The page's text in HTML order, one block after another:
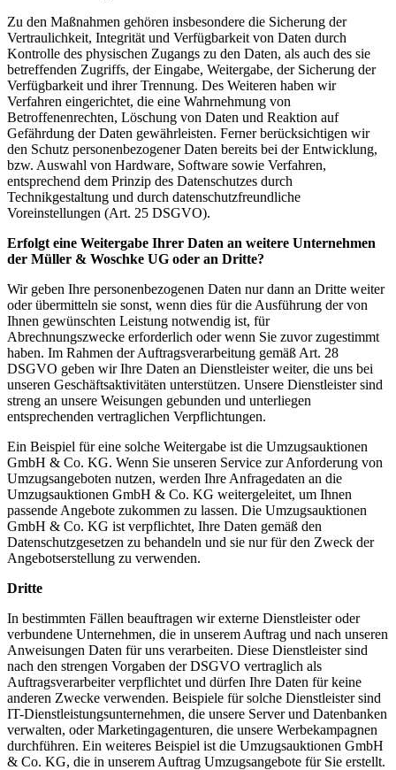
Zu den Maßnahmen gehören insbesondere die Sicherung der
Vertraulichkeit, Integrität und Verfügbarkeit von Daten durch
Kontrolle des physischen Zugangs zu den Daten, als auch des sie
betreffenden Zugriffs, der Eingabe, Weitergabe, der Sicherung der
Verfügbarkeit und ihrer Trennung. Des Weiteren haben wir
Verfahren eingerichtet, die eine Wahrnehmung von
Betroffenenrechten, Löschung von Daten und Reaktion auf
Gefährdung der Daten gewährleisten. Ferner berücksichtigen wir
den Schutz personenbezogener Daten bereits bei der Entwicklung,
bzw. Auswahl von Hardware, Software sowie Verfahren,
entsprechend dem Prinzip des Datenschutzes durch
Technikgestaltung und durch datenschutzfreundliche
Voreinstellungen (Art. 25 DSGVO).
Erfolgt eine Weitergabe Ihrer Daten an weitere Unternehmen
der Müller & Woschke UG oder an Dritte?
Wir geben Ihre personenbezogenen Daten nur dann an Dritte weiter
oder übermitteln sie sonst, wenn dies für die Ausführung der von
Ihnen gewünschten Leistung notwendig ist, für
Abrechnungszwecke erforderlich oder wenn Sie zuvor zugestimmt
haben. Im Rahmen der Auftragsverarbeitung gemäß Art. 28
DSGVO geben wir Ihre Daten an Dienstleister weiter, die uns bei
unseren Geschäftsaktivitäten unterstützen. Unsere Dienstleister sind
streng an unsere Weisungen gebunden und unterliegen
entsprechenden vertraglichen Verpflichtungen.
Ein Beispiel für eine solche Weitergabe ist die Umzugsauktionen
GmbH & Co. KG. Wenn Sie unseren Service zur Anforderung von
Umzugsangeboten nutzen, werden Ihre Anfragedaten an die
Umzugsauktionen GmbH & Co. KG weitergeleitet, um Ihnen
passende Angebote zukommen zu lassen. Die Umzugsauktionen
GmbH & Co. KG ist verpflichtet, Ihre Daten gemäß den
Datenschutzgesetzen zu behandeln und sie nur für den Zweck der
Angebotserstellung zu verwenden.
Dritte
In bestimmten Fällen beauftragen wir externe Dienstleister oder
verbundene Unternehmen, die in unserem Auftrag und nach unseren
Anweisungen Daten für uns verarbeiten. Diese Dienstleister sind
nach den strengen Vorgaben der DSGVO vertraglich als
Auftragsverarbeiter verpflichtet und dürfen Ihre Daten für keine
anderen Zwecke verwenden. Beispiele für solche Dienstleister sind
IT-Dienstleistungsunternehmen, die unsere Server und Datenbanken
verwalten, oder Marketingagenturen, die unsere Werbekampagnen
durchführen. Ein weiteres Beispiel ist die Umzugsauktionen GmbH
& Co. KG, die in unserem Auftrag Umzugsangebote für Sie erstellt.